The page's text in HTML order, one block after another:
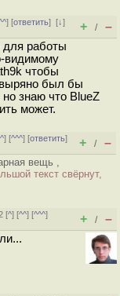
] [ответить][↓]
+ / –
для работы
видимому
чтобы
был бы
знаю что BlueZ
может.
] [^^^] [ответить]
+ / –
вещь ,
текст свёрнут,
[^] [^^] [^^^]
+ / –